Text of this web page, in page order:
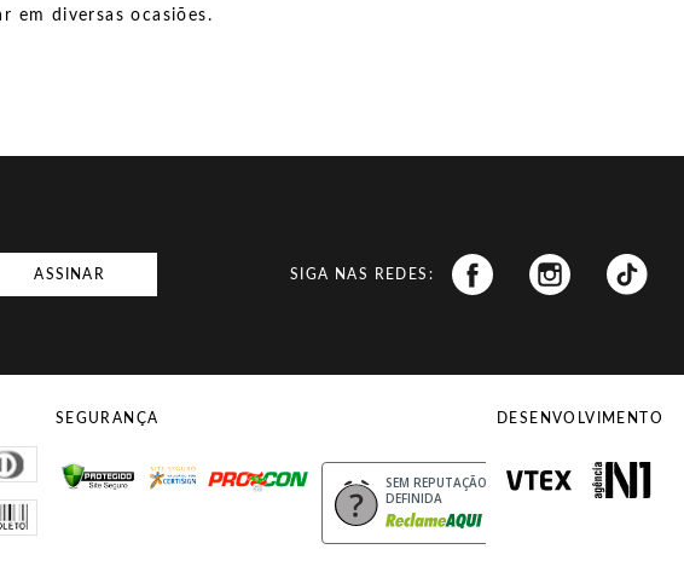
em diversas ocasiões.
ASSINAR SIGA NAS REDES:
SEGURANÇA
Site Seguro Procon
SEM REPUTAÇÃO
DEFINIDA
DESENVOLVIMENTO